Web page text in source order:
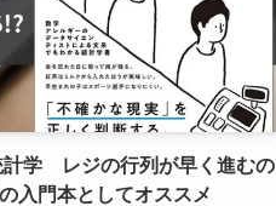
計学 レジの行列が早く進むの
入門本としてオススメ